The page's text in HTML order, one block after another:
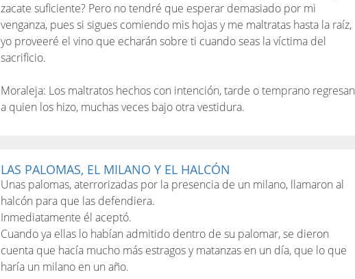
zacate suficiente? Pero no tendré que esperar demasiado por mi
venganza, pues si sigues comiendo mis hojas y me maltratas hasta la raíz,
yo proveeré el vino que echarán sobre ti cuando seas la víctima del
sacrificio.
Moraleja: Los maltratos hechos con intención, tarde o temprano regresan
a quien los hizo, muchas veces bajo otra vestidura.
LAS PALOMAS, EL MILANO Y EL HALCÓN
Unas palomas, aterrorizadas por la presencia de un milano, llamaron al
halcón para que las defendiera.
Inmediatamente él aceptó.
Cuando ya ellas lo habían admitido dentro de su palomar, se dieron
cuenta que hacía mucho más estragos y matanzas en un día, que lo que
haría un milano en un año.